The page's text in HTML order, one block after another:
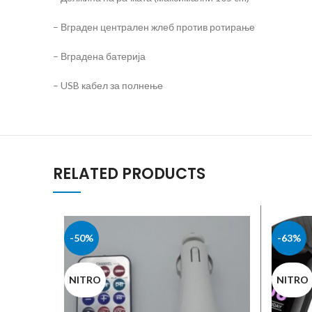
– Вграден централен жлеб против ротирање
– Вградена батерија
– USB кабел за полнење
RELATED PRODUCTS
-50%
NITRO
-63%
NITRO